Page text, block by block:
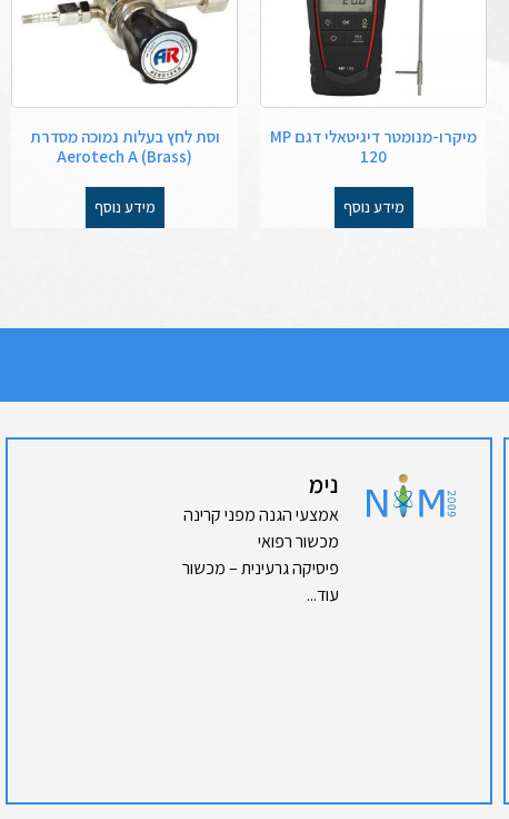
מיקרו-מנומטר דיגיטאלי דגם MP
120
מידע נוסף
וסת לחץ בעלות נמוכה מסדרת
Aerotech A (Brass)
מידע נוסף
נימ
אמצעי הגנה מפני קרינה
מכשור רפואי
פיסיקה גרעינית – מכשור
עוד...